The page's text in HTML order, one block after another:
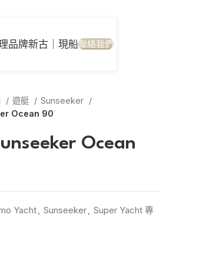
品牌新古｜現船聯絡我們
遊艇
Sunseeker
Ocean 90
Ocean
Yacht, Sunseeker, Super Yacht 專